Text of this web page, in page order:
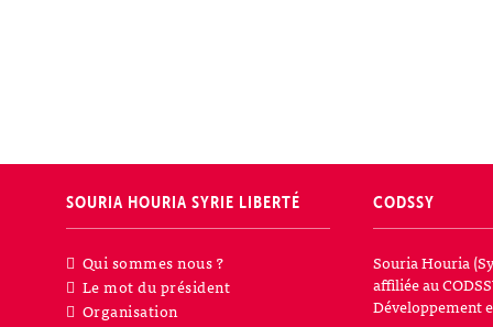
SOURIA HOURIA SYRIE LIBERTÉ
Qui sommes nous ?
Le mot du président
Organisation
CODSSY
Souria Houria
affiliée au
Développement